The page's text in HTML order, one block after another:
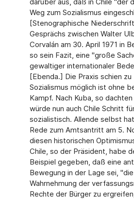
Weg zum Sozialismus
[Stenographische
Gesprächs zwischen Walter
Corvalán am 30. April 1971 in
so sein Fazit, eine "große
gewaltiger internationaler
[Ebenda.] Die Praxis schien
Sozialismus möglich ist ohne
Kampf. Nach Kuba, so
würde nun auch Chile Schritt
sozialistisch. Allende selbst
Rede zum Amtsantritt am 5.
diesen historischen
Chile, so der Präsident, habe
Beispiel gegeben, daß eine
Bewegung in der Lage sei,
Wahrnehmung der
Rechte der Bürger zu